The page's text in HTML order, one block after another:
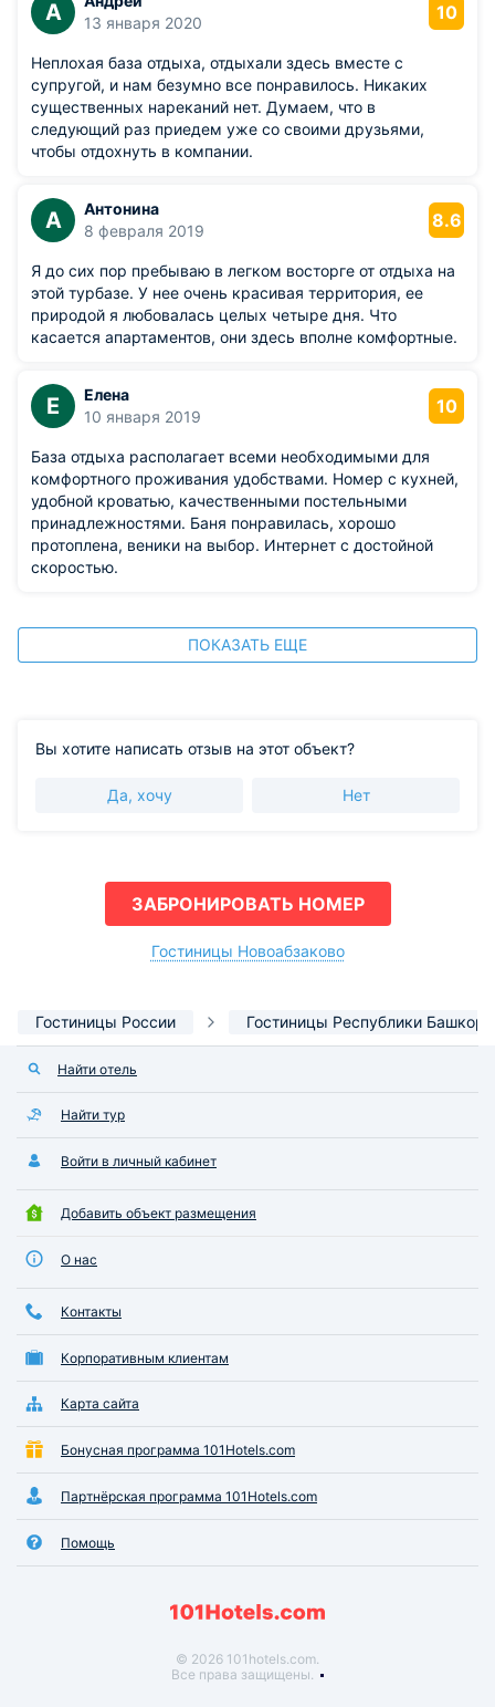
А
13 января 2020
10
Неплохая база отдыха, отдыхали здесь вместе с
супругой, и нам безумно все понравилось. Никаких
существенных нареканий нет. Думаем, что в
следующий раз приедем уже со своими друзьями,
чтобы отдохнуть в компании.
А
Антонина
8 февраля 2019
8.6
Я до сих пор пребываю в легком восторге от отдыха на
этой турбазе. У нее очень красивая территория, ее
природой я любовалась целых четыре дня. Что
касается апартаментов, они здесь вполне комфортные.
Е
Елена
10 января 2019
10
База отдыха располагает всеми необходимыми для
комфортного проживания удобствами. Номер с кухней,
удобной кроватью, качественными постельными
принадлежностями. Баня понравилась, хорошо
протоплена, веники на выбор. Интернет с достойной
скоростью.
ПОКАЗАТЬ ЕЩЕ
Вы хотите написать отзыв на этот объект?
Да, хочу Нет
ЗАБРОНИРОВАТЬ НОМЕР
Гостиницы Новоабзаково
Гостиницы России Гостиницы Республики
Найти отель
Найти тур
Войти в личный кабинет
Добавить объект размещения
О нас
Контакты
Корпоративным клиентам
Карта сайта
Бонусная программа 101Hotels.com
Партнёрская программа 101Hotels.com
Помощь
© 2026 101hotels.com.
Все права защищены.